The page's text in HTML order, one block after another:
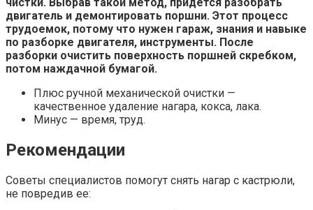
двигатель и демонтировать поршни. Этот процесс
трудоемок, потому что нужен гараж, знания и навыке
по разборке двигателя, инструменты. После
разборки очистить поверхность поршней скребком,
потом наждачной бумагой.
Плюс ручной механической очистки —
качественное удаление нагара, кокса, лака.
Минус — время, труд.
Рекомендации
Советы специалистов помогут снять нагар с кастрюли,
не повредив ее: